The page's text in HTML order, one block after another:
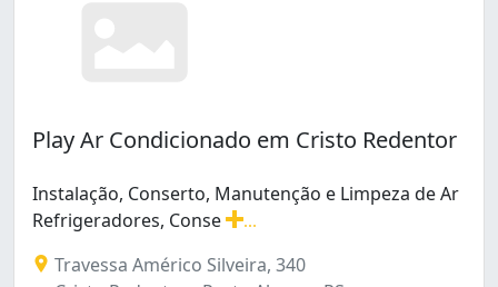
Play Ar Condicionado em Cristo Redentor
Instalação, Conserto, Manutenção e Limpeza de Ar
Refrigeradores, Conse
Travessa Américo Silveira, 340